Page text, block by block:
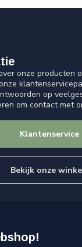
onze producten
op
om contact met
Klantenservice
Bekijk onze